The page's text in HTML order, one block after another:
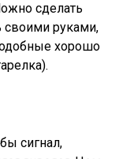
сделать
своими руками,
хорошо
сигнал,